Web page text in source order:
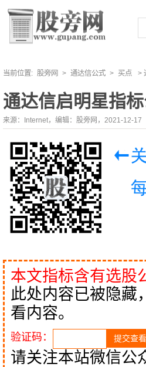
当前位置: 股旁网 > 通达信公式 > 买点 >
通达信启明星指
来源：Internet，编辑：股旁网，2021-12-17
本文指标含有选股
此处内容已被隐藏
看内容。
验证码：
请关注本站微信公